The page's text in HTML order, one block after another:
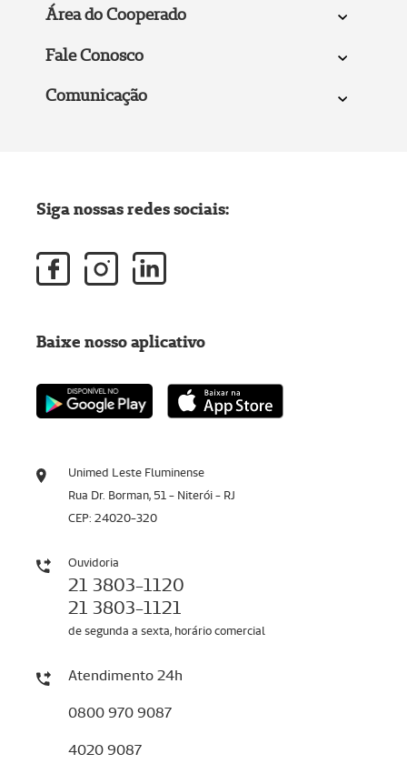
Área do Cooperado
Fale Conosco
Comunicação
Unimed Leste Fluminense
Rua Dr. Borman, 51 - Niterói - RJ
CEP: 24020-320
Ouvidoria
21 3803-1120
21 3803-1121
de segunda a sexta, horário comercial
Atendimento 24h
0800 970 9087
4020 9087
Siga nossas redes sociais:
Baixe nosso aplicativo